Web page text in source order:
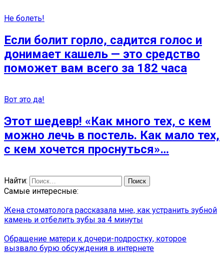
Не болеть!
Если болит горло, садится голос и
донимает кашель — это средство
поможет вам всего за 182 часа
Вот это да!
Этот шедевр! «Как много тех, с кем
можно лечь в постель. Как мало тех,
с кем хочется проснуться»…
Найти:
Самые интересные:
Жена стоматолога рассказала мне, как устранить зубной
камень и отбелить зубы за 4 минуты
Обращение матери к дочери-подростку, которое
вызвало бурю обсуждения в интернете